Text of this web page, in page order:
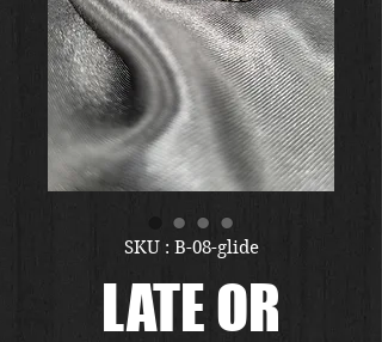
SKU : B-08-glide
LATE OR